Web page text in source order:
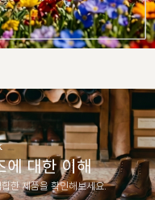
에 대한 이해
한 제품을 확인해보세요.